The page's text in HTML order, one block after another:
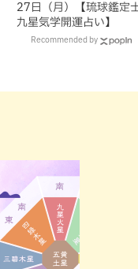
27日（月）【琉球鑑定
九星気学開運占い】
Recommended by